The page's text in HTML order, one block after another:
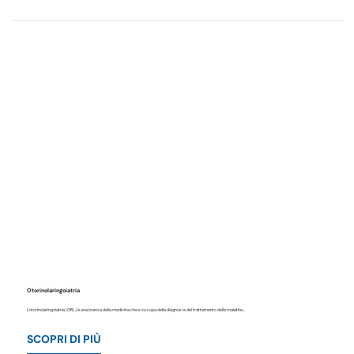
Otorinolaringoiatria
L'otorinolaringoiatria (ORL) è una branca della medicina che si occupa della diagnosi e del trattamento delle malattie...
SCOPRI DI PIÙ